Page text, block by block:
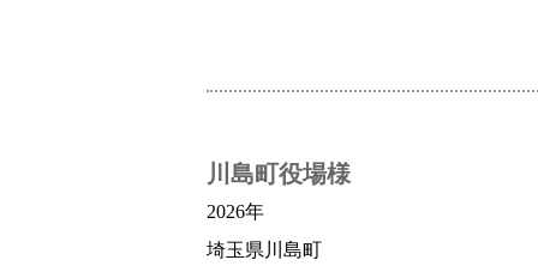
川島町役場様
2026年
埼玉県川島町